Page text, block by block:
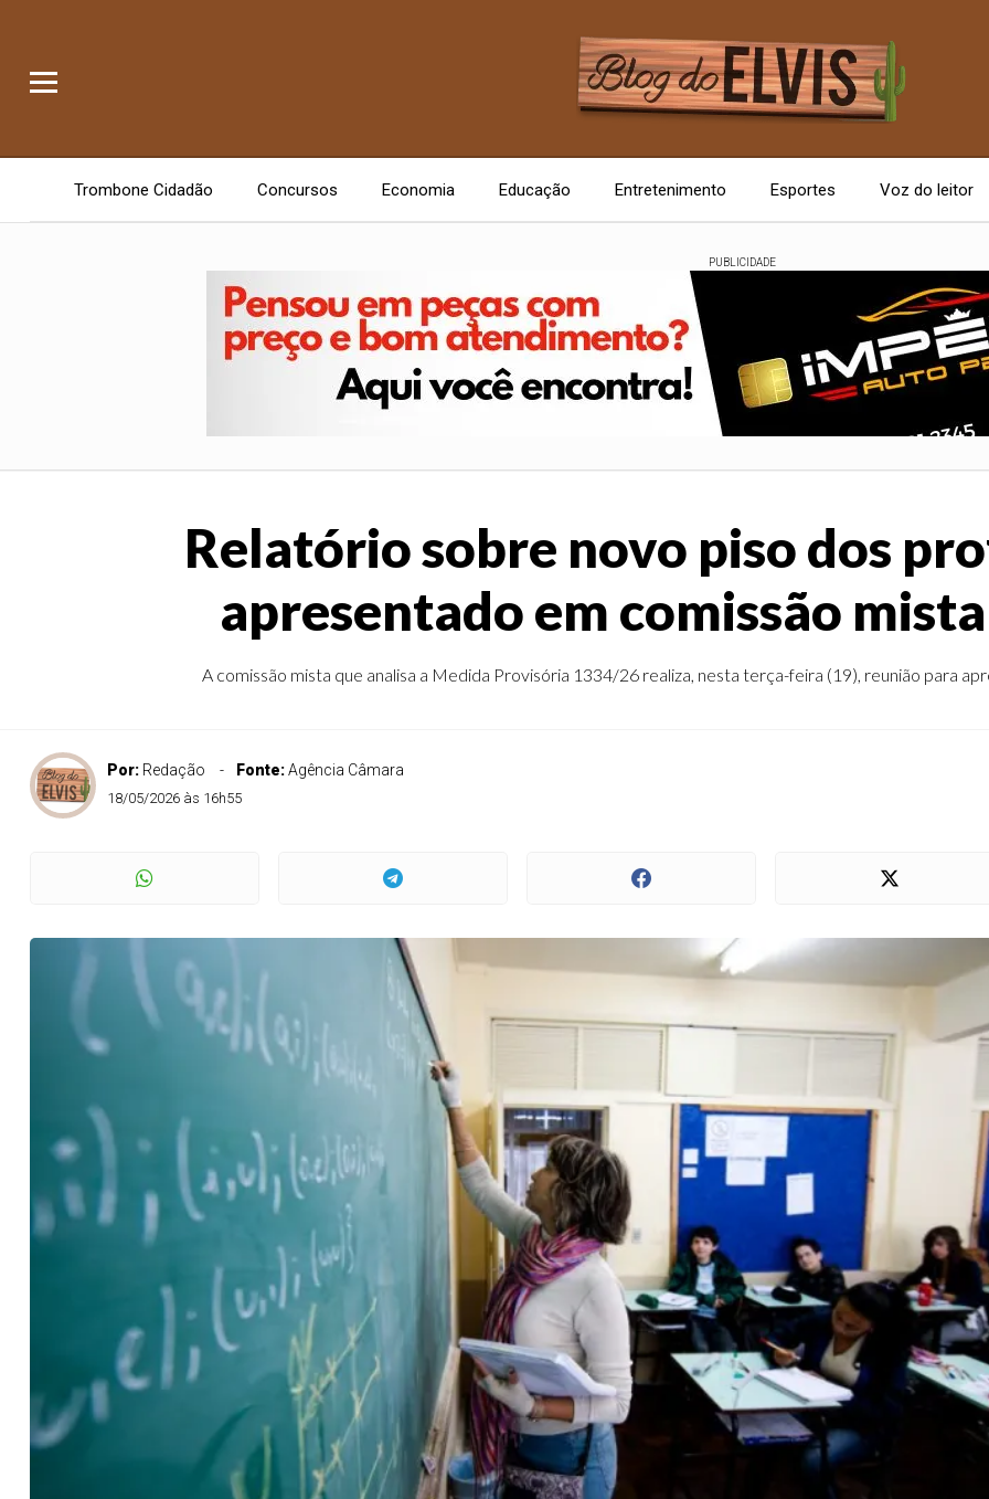
Trombone Cidadão Concursos Economia Educação Entretenimento Esportes Voz do leitor
PUBLICIDADE
Relatório sobre novo piso dos
apresentado em comissão
A comissão mista que analisa a Medida Provisória 1334/26 realiza, nesta terça-feira (19), reunião para
Por: Redação Fonte:Agência Câmara
18/05/2026 às 16h55